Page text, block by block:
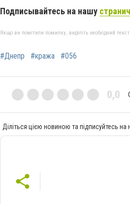
Подписывайтесь на нашу
Якщо ви помітили помилку, виділіть необхідний
#Днепр #кража #056
0,0
Діліться цією новиною та підписуйтесь на